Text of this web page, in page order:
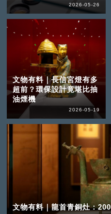
2026-05-26
文物有料｜長信宮燈有多
超前？環保設計竟堪比抽
油煙機
2026-05-19
文物有料｜龍首青銅灶：